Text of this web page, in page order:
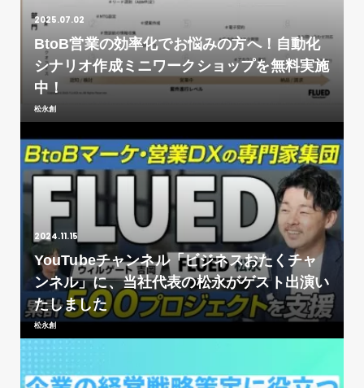
2025.07.02
BtoB営業の効率化でお悩みの方へ！自動化
シナリオ作成ミニワークショップを無料実施
中！
松永創
2024.11.15
YouTubeチャンネル「ビジネスおたくチャ
ンネル」に、当社代表の松永がゲスト出演い
たしました
松永創